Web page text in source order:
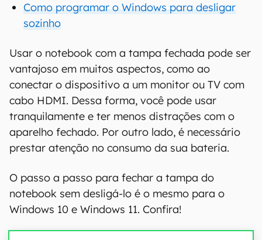
Como programar o Windows para desligar
sozinho
Usar o notebook com a tampa fechada pode ser
vantajoso em muitos aspectos, como ao
conectar o dispositivo a um monitor ou TV com
cabo HDMI. Dessa forma, você pode usar
tranquilamente e ter menos distrações com o
aparelho fechado. Por outro lado, é necessário
prestar atenção no consumo da sua bateria.
O passo a passo para fechar a tampa do
notebook sem desligá-lo é o mesmo para o
Windows 10 e Windows 11. Confira!